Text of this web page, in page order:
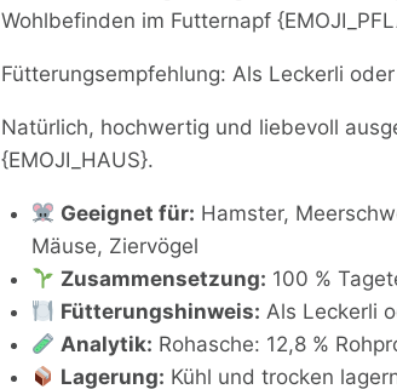
Wohlbefinden im Futternapf
Fütterungsempfehlung: Als Leckerli
Natürlich, hochwertig und liebevoll
{EMOJI_HAUS}.
Geeignet für: Hamster,
Mäuse, Ziervögel
Zusammensetzung: 100 %
Fütterungshinweis: Als Leckerli
Analytik: Rohasche: 12,8 %
Lagerung: Kühl und trocken